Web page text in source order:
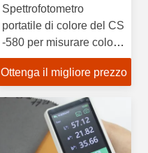
Spettrofotometro
portatile di colore del CS
-580 per misurare colore
dei mattoni e del colore
ceramico
Ottenga il migliore prezzo